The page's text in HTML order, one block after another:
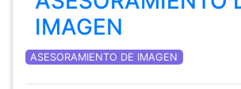
IMAGEN
ASESORAMIENTO DE IMAGEN